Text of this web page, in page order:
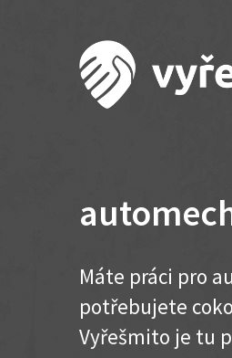
Máte práci pro
potřebujete
Vyřešmito je tu